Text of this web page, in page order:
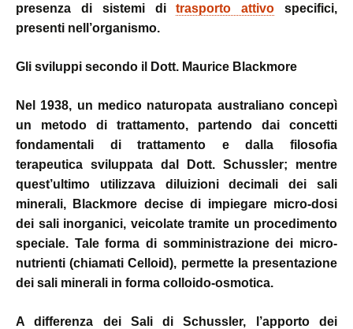
presenza di sistemi ditrasporto attivo specifici,
presenti nell’organismo.
Gli sviluppi secondo il Dott. Maurice Blackmore
Nel 1938, un medico naturopata australiano concepì
un metodo di trattamento, partendo dai concetti
fondamentali di trattamento e dalla filosofia
terapeutica sviluppata dal Dott. Schussler; mentre
quest’ultimo utilizzava diluizioni decimali dei sali
minerali, Blackmore decise di impiegare micro-dosi
dei sali inorganici, veicolate tramite un procedimento
speciale. Tale forma di somministrazione dei micro-
nutrienti (chiamati Celloid), permette la presentazione
dei sali minerali in forma colloido-osmotica.
A differenza dei Sali di Schussler, l’apporto dei